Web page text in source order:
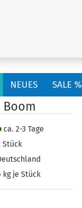
NEUES SALE %
Boom
ca. 2-3 Tage
Stück
kg je Stück